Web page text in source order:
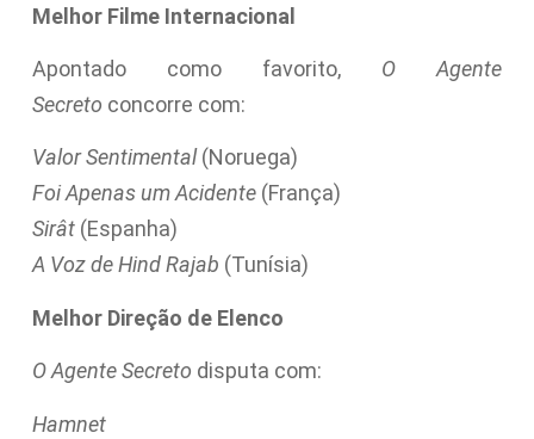
Melhor Filme Internacional
Apontado como favorito, O Agente
Secreto concorre com:
Valor Sentimental(Noruega)
Foi Apenas um Acidente(França)
Sirât(Espanha)
A Voz de Hind Rajab (Tunísia)
Melhor Direção de Elenco
O Agente Secreto disputa com:
Hamnet